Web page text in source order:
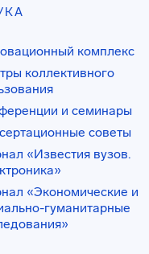
комплекс
коллективного
и семинары
советы
«Известия вузов.
«Экономические и
гуманитарные